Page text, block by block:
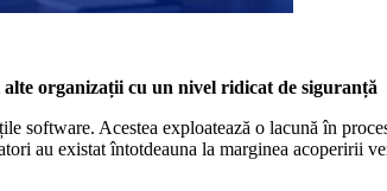
organizații cu un nivel ridicat de siguranță
software. Acestea exploatează o lacună în
au existat întotdeauna la marginea acoperirii